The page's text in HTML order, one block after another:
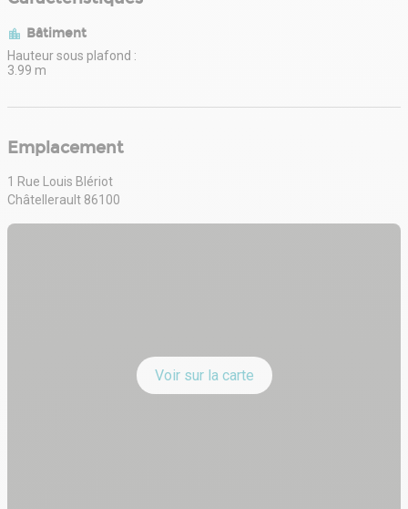
Bâtiment
Hauteur sous plafond :
3.99 m
Emplacement
1 Rue Louis Blériot
Châtellerault 86100
Voir sur la carte